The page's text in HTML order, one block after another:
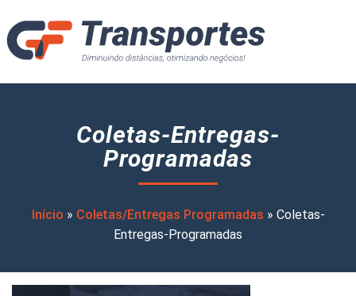
Coletas-Entregas-
Programadas
Início » Coletas/Entregas Programadas » Coletas-
Entregas-Programadas